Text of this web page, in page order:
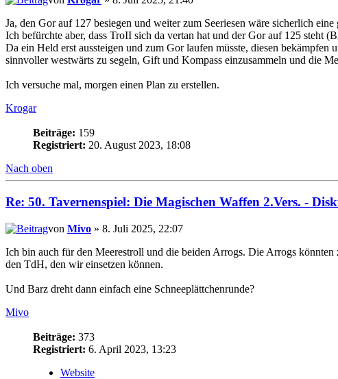
Ja, den Gor auf 127 besiegen und weiter zum Seeriesen wäre sicherlich eine
Ich befürchte aber, dass TroII sich da vertan hat und der Gor auf 125 steht
Da ein Held erst aussteigen und zum Gor laufen müsste, diesen
sinnvoller westwärts zu segeln, Gift und Kompass einzusammeln und die
Ich versuche mal, morgen einen Plan zu erstellen.
Krogar
Beiträge: 159
Registriert: 20. August 2023, 18:08
Nach oben
Re: 50. Tavernenspiel: Die Magischen Waffen 2.Vers. -
von Mivo » 8. Juli 2025, 22:07
Ich bin auch für den Meerestroll und die beiden Arrogs. Die Arrogs
den TdH, den wir einsetzen können.
Und Barz dreht dann einfach eine Schneeplättchenrunde?
Mivo
Beiträge: 373
Registriert: 6. April 2023, 13:23
Website